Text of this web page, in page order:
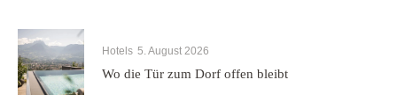
Hotels 5. August 2026
Wo die Tür zum Dorf offen bleibt